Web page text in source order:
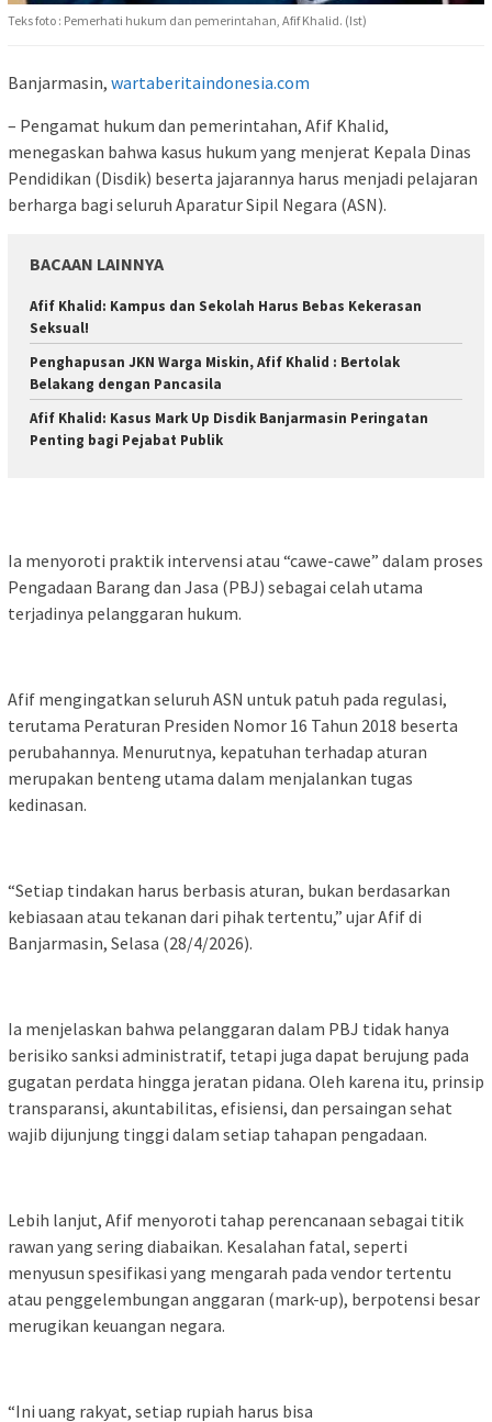
Teks foto : Pemerhati hukum dan pemerintahan, Afif Khalid. (Ist)
Banjarmasin, wartaberitaindonesia.com
– Pengamat hukum dan pemerintahan, Afif Khalid,
menegaskan bahwa kasus hukum yang menjerat Kepala Dinas
Pendidikan (Disdik) beserta jajarannya harus menjadi pelajaran
berharga bagi seluruh Aparatur Sipil Negara (ASN).
BACAAN LAINNYA
Afif Khalid: Kampus dan Sekolah Harus Bebas Kekerasan
Seksual!
Penghapusan JKN Warga Miskin, Afif Khalid : Bertolak
Belakang dengan Pancasila
Afif Khalid: Kasus Mark Up Disdik Banjarmasin Peringatan
Penting bagi Pejabat Publik
Ia menyoroti praktik intervensi atau “cawe-cawe” dalam proses
Pengadaan Barang dan Jasa (PBJ) sebagai celah utama
terjadinya pelanggaran hukum.
Afif mengingatkan seluruh ASN untuk patuh pada regulasi,
terutama Peraturan Presiden Nomor 16 Tahun 2018 beserta
perubahannya. Menurutnya, kepatuhan terhadap aturan
merupakan benteng utama dalam menjalankan tugas
kedinasan.
“Setiap tindakan harus berbasis aturan, bukan berdasarkan
kebiasaan atau tekanan dari pihak tertentu,” ujar Afif di
Banjarmasin, Selasa (28/4/2026).
Ia menjelaskan bahwa pelanggaran dalam PBJ tidak hanya
berisiko sanksi administratif, tetapi juga dapat berujung pada
gugatan perdata hingga jeratan pidana. Oleh karena itu, prinsip
transparansi, akuntabilitas, efisiensi, dan persaingan sehat
wajib dijunjung tinggi dalam setiap tahapan pengadaan.
Lebih lanjut, Afif menyoroti tahap perencanaan sebagai titik
rawan yang sering diabaikan. Kesalahan fatal, seperti
menyusun spesifikasi yang mengarah pada vendor tertentu
atau penggelembungan anggaran (mark-up), berpotensi besar
merugikan keuangan negara.
“Ini uang rakyat, setiap rupiah harus bisa